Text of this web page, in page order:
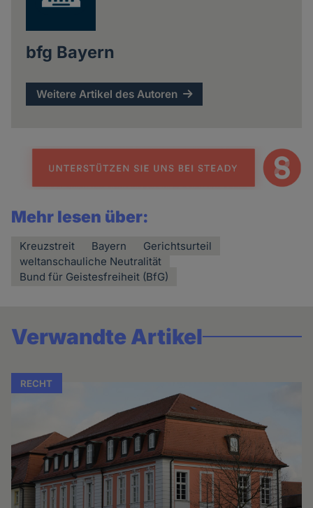
bfg Bayern
Weitere Artikel des Autoren
Mehr lesen über:
Kreuzstreit Bayern
Gerichtsurteil
weltanschauliche Neutralität
Bund für Geistesfreiheit (BfG)
Verwandte Artikel
RECHT